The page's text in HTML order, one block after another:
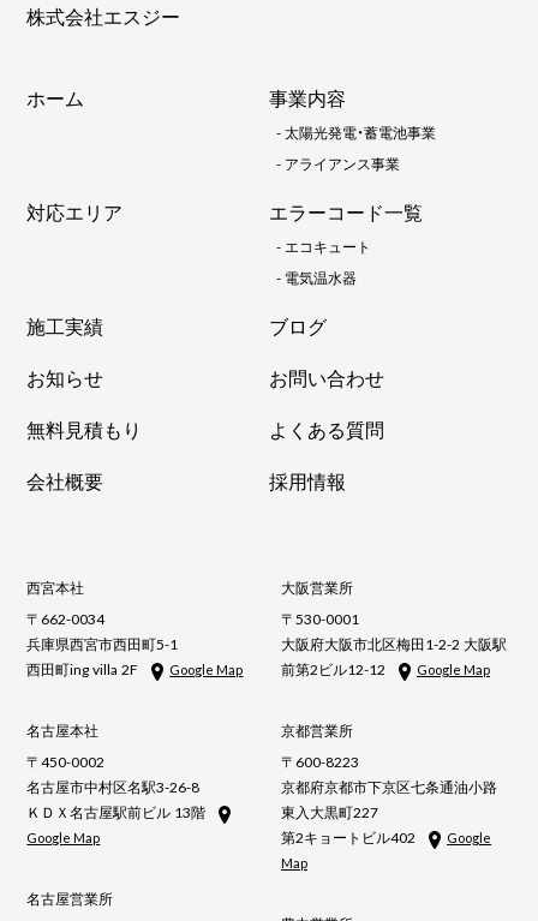
株式会社エスジー
ホーム 事業内容
-太陽光発電・蓄電池事業
- アライアンス事業
対応エリア エラーコード一覧
-エコキュート
- 電気温水器
施工実績
ブログ
お知らせ
お問い合わせ
無料見積もり
よくある質問
会社概要
採用情報
西宮本社
〒662-0034
兵庫県西宮市西田町5-1
西田町ing villa 2F
Google Map
名古屋本社
〒450-0002
名古屋市中村区名駅3-26-8
ＫＤＸ名古屋駅前ビル 13階
Google Map
名古屋営業所
大阪営業所
〒530-0001
大阪府大阪市北区梅田1-2-2 大阪駅
前第2ビル12-12
Google Map
京都営業所
〒600-8223
京都府京都市下京区七条通油小路
東入大黒町227
第2キョートビル402
Google
Map